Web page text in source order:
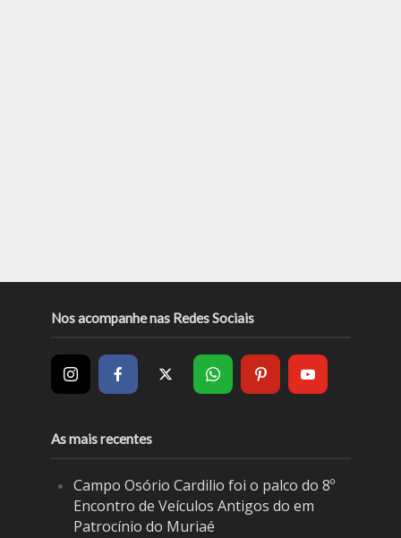
Nos acompanhe nas Redes Sociais
As mais recentes
Campo Osório Cardilio foi o palco do 8º
Encontro de Veículos Antigos do em
Patrocínio do Muriaé